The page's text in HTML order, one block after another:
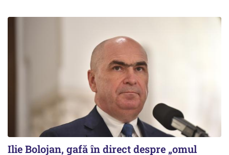
Ilie Bolojan, gafă în direct despre „omul